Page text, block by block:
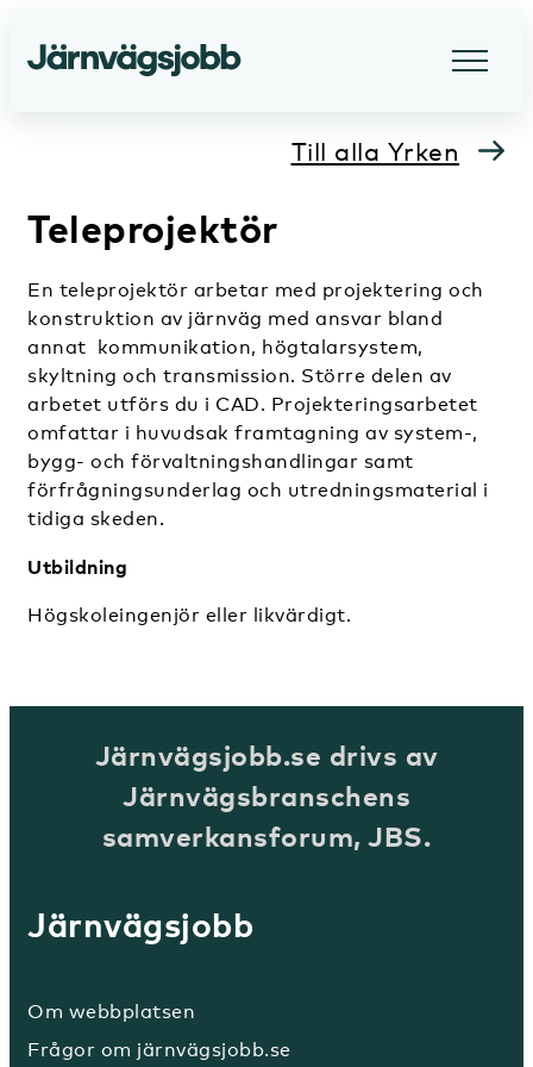
Till alla Yrken
Teleprojektör
En teleprojektör arbetar med projektering och
konstruktion av järnväg med ansvar bland
annat kommunikation, högtalarsystem,
skyltning och transmission. Större delen av
arbetet utförs du i CAD. Projekteringsarbetet
omfattar i huvudsak framtagning av system-,
bygg- och förvaltningshandlingar samt
förfrågningsunderlag och utredningsmaterial i
tidiga skeden.
Utbildning
Högskoleingenjör eller likvärdigt.
Järnvägsjobb.se drivs av
Järnvägsbranschens
samverkansforum, JBS.
Järnvägsjobb
Om webbplatsen
Frågor om järnvägsjobb.se